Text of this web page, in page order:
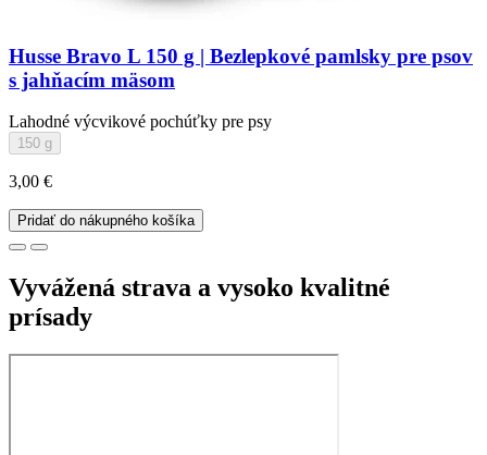
Husse Bravo L 150 g | Bezlepkové pamlsky pre psov
s jahňacím mäsom
Lahodné výcvikové pochúťky pre psy
150 g
3,00 €
Pridať do nákupného košíka
Vyvážená strava a vysoko kvalitné
prísady